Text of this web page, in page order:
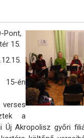
Pont,
15.
én
a
Új Akropolisz győri